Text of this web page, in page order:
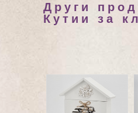
Други
Кутии за